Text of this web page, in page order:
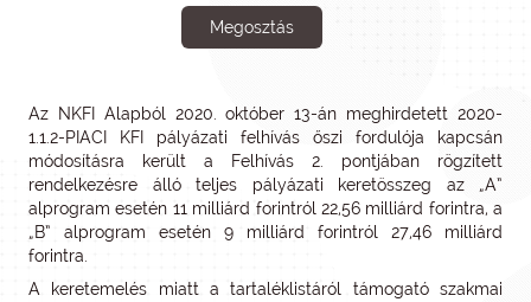
Megosztás
Az NKFI Alapból 2020. október 13-án meghirdetett 2020-
1.1.2-PIACI KFI pályázati felhívás őszi fordulója kapcsán
módosításra került a Felhívás 2. pontjában rögzített
rendelkezésre álló teljes pályázati keretösszeg az „A”
alprogram esetén 11 milliárd forintról 22,56 milliárd forintra, a
„B” alprogram esetén 9 milliárd forintról 27,46 milliárd
forintra.
A keretemelés miatt a tartaléklistáról támogató szakmai